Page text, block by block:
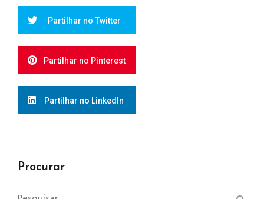
Partilhar no Twitter
Partilhar no Pinterest
Partilhar no LinkedIn
Procurar